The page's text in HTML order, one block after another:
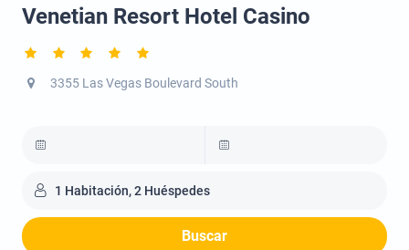
Venetian Resort Hotel Casino
3355 Las Vegas Boulevard South
1 Habitación, 2 Huéspedes
Buscar